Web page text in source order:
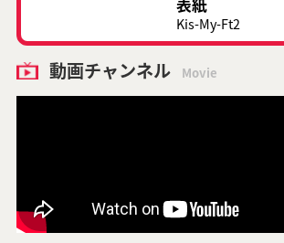
表紙
Kis-My-Ft2
動画チャンネル Movie